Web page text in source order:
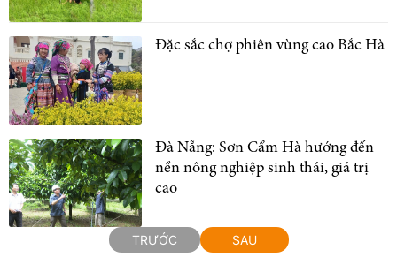
Đặc sắc chợ phiên vùng cao Bắc Hà
Đà Nẵng: Sơn Cẩm Hà hướng đến
nền nông nghiệp sinh thái, giá trị
cao
TRƯỚC SAU